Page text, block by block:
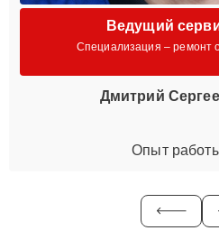
Ведущий
Специализация – ремонт
Дмитрий
Опыт